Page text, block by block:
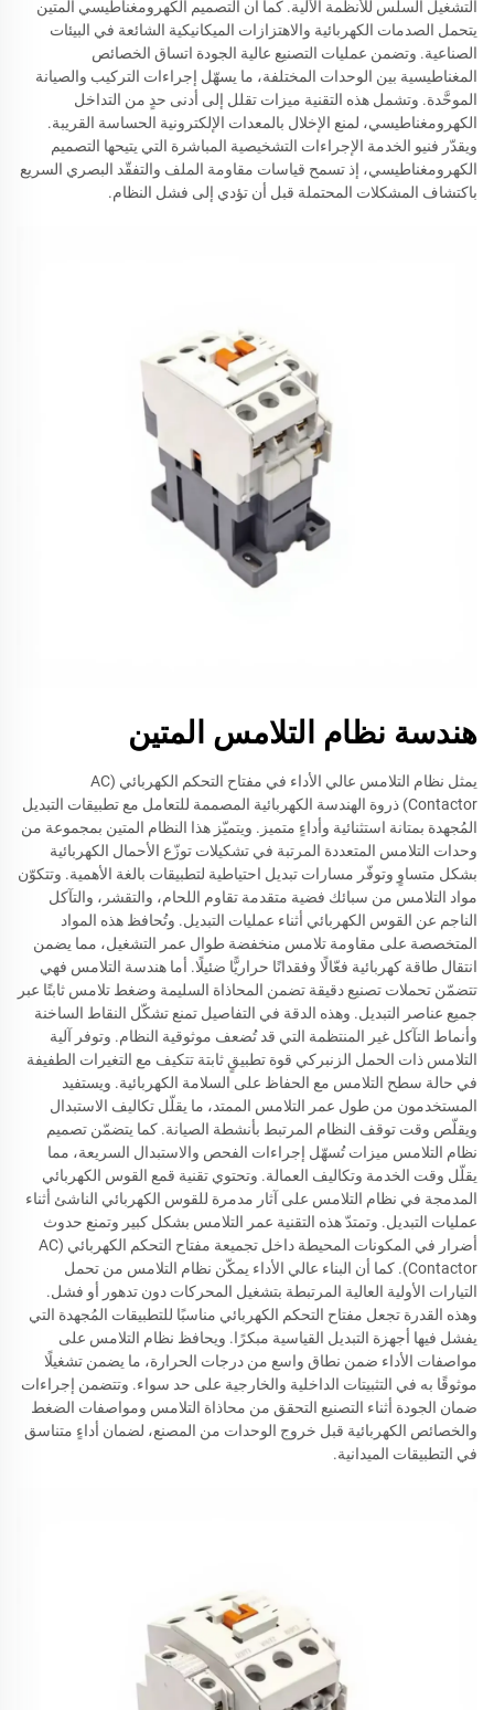
التشغيل السلس للأنظمة الآلية. كما أن التصميم الكهرومغناطيسي المتين
يتحمل الصدمات الكهربائية والاهتزازات الميكانيكية الشائعة في البيئات
الصناعية. وتضمن عمليات التصنيع عالية الجودة اتساق الخصائص
المغناطيسية بين الوحدات المختلفة، ما يسهّل إجراءات التركيب والصيانة
الموحَّدة. وتشمل هذه التقنية ميزات تقلل إلى أدنى حدٍ من التداخل
الكهرومغناطيسي، لمنع الإخلال بالمعدات الإلكترونية الحساسة القريبة.
ويقدّر فنيو الخدمة الإجراءات التشخيصية المباشرة التي يتيحها التصميم
الكهرومغناطيسي، إذ تسمح قياسات مقاومة الملف والتفقّد البصري السريع
باكتشاف المشكلات المحتملة قبل أن تؤدي إلى فشل النظام.
هندسة نظام التلامس المتين
يمثل نظام التلامس عالي الأداء في مفتاح التحكم الكهربائي (AC
Contactor) ذروة الهندسة الكهربائية المصممة للتعامل مع تطبيقات التبديل
المُجهدة بمتانة استثنائية وأداءٍ متميز. ويتميّز هذا النظام المتين بمجموعة من
وحدات التلامس المتعددة المرتبة في تشكيلات توزّع الأحمال الكهربائية
بشكل متساوٍ وتوفّر مسارات تبديل احتياطية لتطبيقات بالغة الأهمية. وتتكوّن
مواد التلامس من سبائك فضية متقدمة تقاوم اللحام، والتقشر، والتآكل
الناجم عن القوس الكهربائي أثناء عمليات التبديل. وتُحافظ هذه المواد
المتخصصة على مقاومة تلامس منخفضة طوال عمر التشغيل، مما يضمن
انتقال طاقة كهربائية فعّالًا وفقدانًا حراريًّا ضئيلًا. أما هندسة التلامس فهي
تتضمّن تحملات تصنيع دقيقة تضمن المحاذاة السليمة وضغط تلامس ثابتًا عبر
جميع عناصر التبديل. وهذه الدقة في التفاصيل تمنع تشكّل النقاط الساخنة
وأنماط التآكل غير المنتظمة التي قد تُضعف موثوقية النظام. وتوفر آلية
التلامس ذات الحمل الزنبركي قوة تطبيقٍ ثابتة تتكيف مع التغيرات الطفيفة
في حالة سطح التلامس مع الحفاظ على السلامة الكهربائية. ويستفيد
المستخدمون من طول عمر التلامس الممتد، ما يقلّل تكاليف الاستبدال
ويقلّص وقت توقف النظام المرتبط بأنشطة الصيانة. كما يتضمّن تصميم
نظام التلامس ميزات تُسهّل إجراءات الفحص والاستبدال السريعة، مما
يقلّل وقت الخدمة وتكاليف العمالة. وتحتوي تقنية قمع القوس الكهربائي
المدمجة في نظام التلامس على آثار مدمرة للقوس الكهربائي الناشئ أثناء
عمليات التبديل. وتمتدّ هذه التقنية عمر التلامس بشكل كبير وتمنع حدوث
أضرار في المكونات المحيطة داخل تجميعة مفتاح التحكم الكهربائي (AC
Contactor). كما أن البناء عالي الأداء يمكّن نظام التلامس من تحمل
التيارات الأولية العالية المرتبطة بتشغيل المحركات دون تدهور أو فشل.
وهذه القدرة تجعل مفتاح التحكم الكهربائي مناسبًا للتطبيقات المُجهدة التي
يفشل فيها أجهزة التبديل القياسية مبكرًا. ويحافظ نظام التلامس على
مواصفات الأداء ضمن نطاق واسع من درجات الحرارة، ما يضمن تشغيلًا
موثوقًا به في التثبيتات الداخلية والخارجية على حد سواء. وتتضمن إجراءات
ضمان الجودة أثناء التصنيع التحقق من محاذاة التلامس ومواصفات الضغط
والخصائص الكهربائية قبل خروج الوحدات من المصنع، لضمان أداءٍ متناسق
في التطبيقات الميدانية.